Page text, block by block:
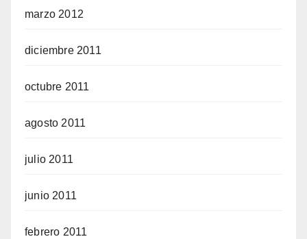
marzo 2012
diciembre 2011
octubre 2011
agosto 2011
julio 2011
junio 2011
febrero 2011